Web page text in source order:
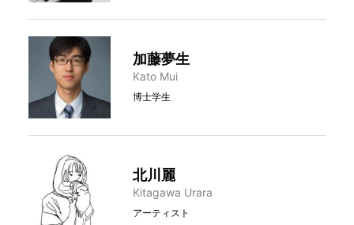
加藤夢生
Kato Mui
博士学生
北川麗
Kitagawa Urara
アーティスト